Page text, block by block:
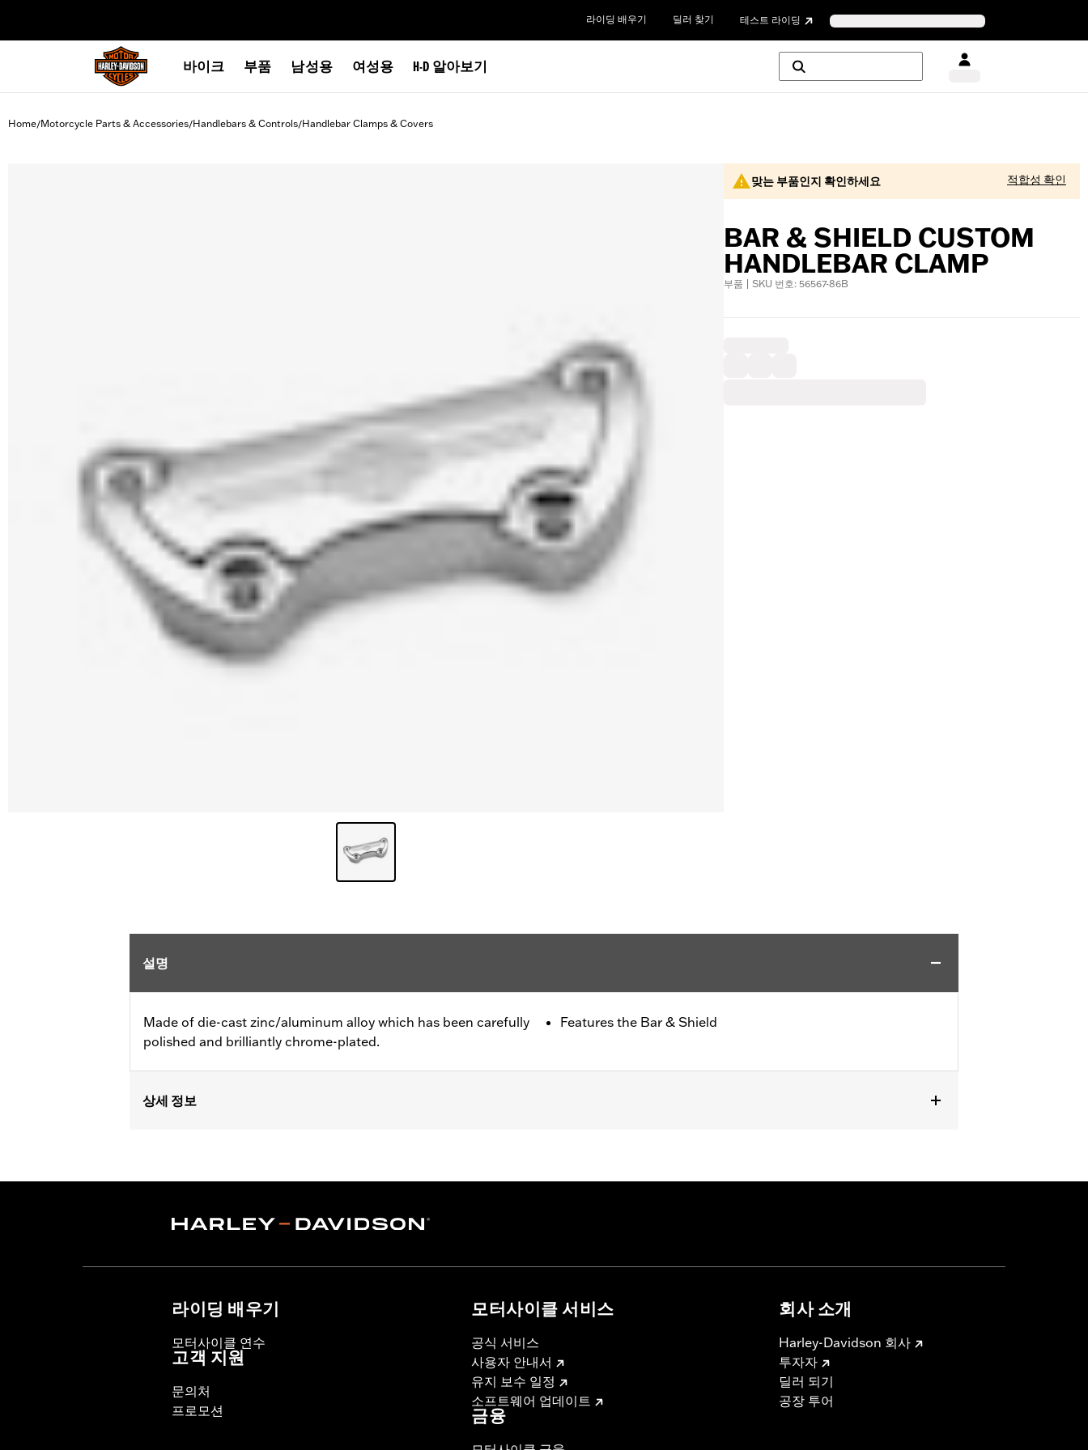
라이딩 배우기 딜러 찾기 테스트 라이딩
바이크 부품 남성용 여성용 H-D 알아보기
Home/Motorcycle Parts & Accessories/Handlebars & Controls/Handlebar Clamps & Covers
맞는 부품인지 확인하세요 적합성 확인
BAR & SHIELD CUSTOM
HANDLEBAR CLAMP
부품 | SKU 번호: 56567-86B
설명
Made of die-cast zinc/aluminum alloy which has been carefully
polished and brilliantly chrome-plated.
Features the Bar & Shield
상세 정보
Collection:Bar & Shield
Material: Die-Cast Zinc/Aluminum Alloy
regulations.
라이딩 배우기
모터사이클 연수
고객 지원
문의처
프로모션
모터사이클 서비스
공식 서비스
사용자 안내서
유지 보수 일정
소프트웨어 업데이트
금융
회사 소개
Harley-Davidson 회사
투자자
딜러 되기
공장 투어